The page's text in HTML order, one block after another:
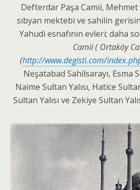
Defterdar Paşa Camii, Mehmet
sıbyan mektebi ve sahilin
Yahudi esnafının evleri; daha
Camii ( Ortaköy
(http://www.degisti.com/
Neşatabad Sahilsarayı, Esma
Naime Sultan Yalısı, Hatice
Sultan Yalısı ve Zekiye Sultan